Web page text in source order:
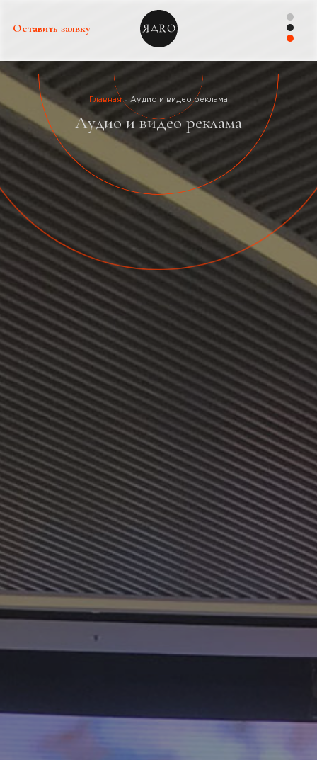
Оставить заявку
Главная Аудио и видео реклама
Аудио и видео реклама